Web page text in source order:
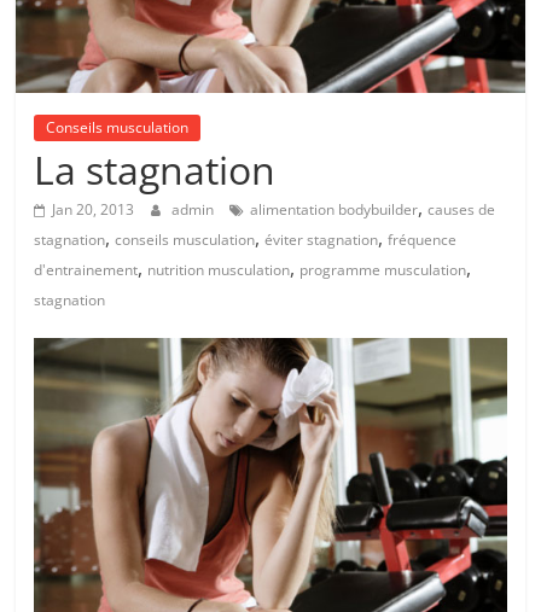
Conseils musculation
La stagnation
Jan 20, 2013 admin alimentation bodybuilder,causes de
stagnation,conseils musculation,éviter stagnation,fréquence
d'entrainement, nutrition musculation, programme musculation,
stagnation